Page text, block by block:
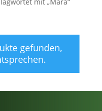
gefunden,